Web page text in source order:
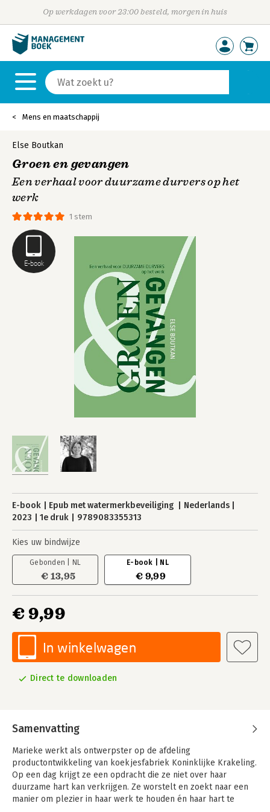
Op werkdagen voor 23:00 besteld, morgen in huis
Mens en maatschappij
E-book
1 stem
Else Boutkan
Groen en gevangen
Een verhaal voor duurzame durvers op het
werk
E-book Epub met watermerkbeveiliging
Nederlands
2023
1e druk 9789083355313
Kies uw bindwijze
Gebonden | NL
€ 13,95
E-book | NL
€ 9,99
€ 9,99
In winkelwagen
Direct te downloaden
Samenvatting
Marieke werkt als ontwerpster op de afdeling
productontwikkeling van koekjesfabriek Koninklijke Krakeling.
Op een dag krijgt ze een opdracht die ze niet over haar
duurzame hart kan verkrijgen. Ze worstelt en zoekt naar een
manier om plezier in haar werk te houden én haar hart te